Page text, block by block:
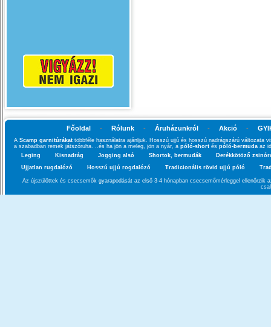
Főoldal - Rólunk - Áruházunkról - Akció -
AScamp garnitúrákat többféle használatra ajánljuk. Hosszú ujjú és hosszú nadrágszárú változata
a szabadban remek játszóruha. ..és ha jön a meleg, jön a nyár, a póló-short és póló-bermuda az
Leging
Kisnadrág Jogging alsó Shortok, bermudák
Derékkötöző
Ujjatlan rugdalózó
Hosszú ujjú rogdalózó Tradicionális rövid ujjú póló
Az újszülöttek és csecsemők gyarapodását az első 3-4 hónapban csecsemőmérleggel